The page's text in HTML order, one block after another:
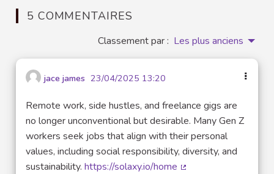
5 COMMENTAIRES
Classement par : Les plus anciens
jace james 23/04/2025 13:20
Remote work, side hustles, and freelance gigs are
no longer unconventional but desirable. Many Gen Z
workers seek jobs that align with their personal
values, including social responsibility, diversity, and
sustainability. https://solaxy.io/home